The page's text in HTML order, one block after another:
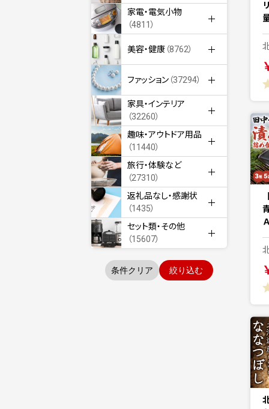
家電・電気小物
（4811）
美容・健康 （8762）
ファッション （37294）
家具・インテリア
（32260）
趣味・アウトドア用品
（11440）
旅行・体験など
（27310）
返礼品なし・感謝状
（1435）
セット類・その他
（15607）
条件クリア 絞り込む